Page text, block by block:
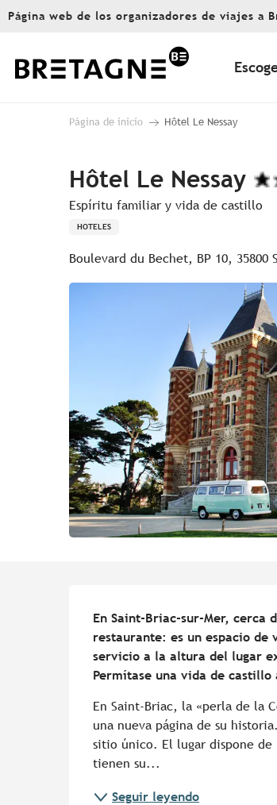
Aller
principal
Página web de los organizadores de viajes a
Página de inicio Hôtel Le Nessay
Hôtel Le Nessay
Espíritu familiar y vida de castillo
HOTELES
Boulevard du Bechet, BP 10, 35800
En Saint-Briac-sur-Mer, cerca
restaurante: es un espacio
servicio a la altura del lugar
Permítase una vida de
En Saint-Briac, la «perla de la
una nueva página de su
sitio único. El lugar dispone de
tienen su...
Seguir leyendo